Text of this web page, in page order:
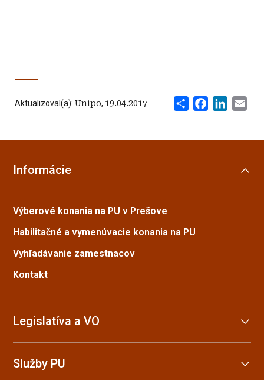
Aktualizoval(a): Unipo, 19.04.2017 Share Facebook
Informácie
Výberové konania na PU v Prešove
Habilitačné a vymenúvacie konania na PU
Vyhľadávanie zamestnacov
Kontakt
Legislatíva a VO
Služby PU